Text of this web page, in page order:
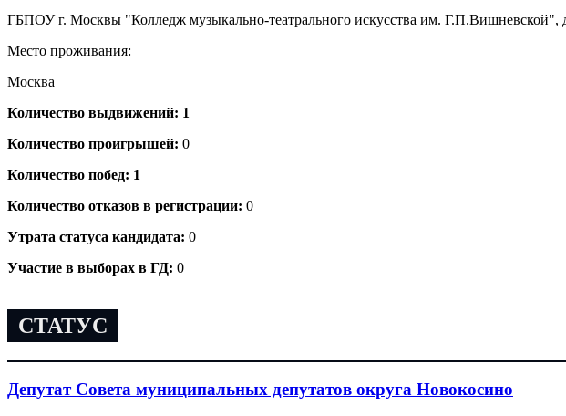
ГБПОУ г. Москвы "Колледж музыкально-театрального искусства им. Г.П.Вишневской",
Место проживания:
Москва
Количество выдвижений: 1
Количество проигрышей: 0
Количество побед: 1
Количество отказов в регистрации: 0
Утрата статуса кандидата: 0
Участие в выборах в ГД: 0
СТАТУС
Депутат Совета муниципальных депутатов округа Новокосино